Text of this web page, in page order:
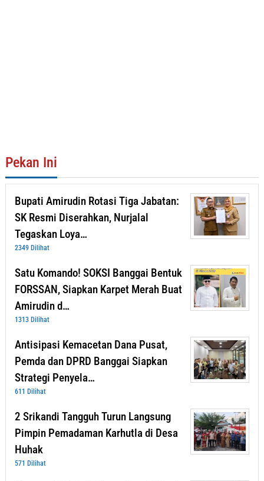
Pekan Ini
Bupati Amirudin Rotasi Tiga Jabatan:
SK Resmi Diserahkan, Nurjalal
Tegaskan Loya…
2349 Dilihat
Satu Komando! SOKSI Banggai Bentuk
FORSSAN, Siapkan Karpet Merah Buat
Amirudin d…
1313 Dilihat
Antisipasi Kemacetan Dana Pusat,
Pemda dan DPRD Banggai Siapkan
Strategi Penyela…
611 Dilihat
2 Srikandi Tangguh Turun Langsung
Pimpin Pemadaman Karhutla di Desa
Huhak
571 Dilihat